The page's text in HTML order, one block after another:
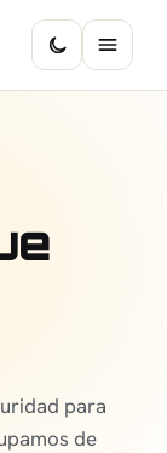
para
de